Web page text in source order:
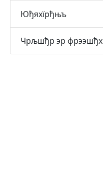
Юђяхїрђњъ
Чрљшђр эр фрээшђх